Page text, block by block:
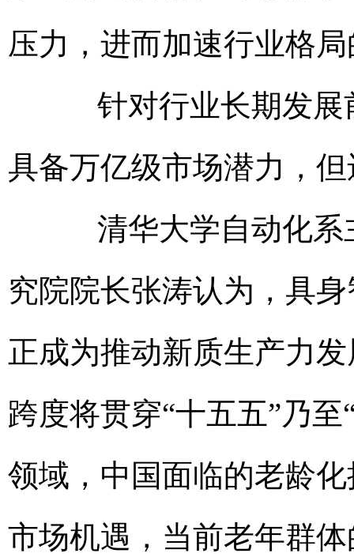
压力，进而加速行业格
针对行业长期发展
具备万亿级市场潜力，
清华大学自动化系
究院院长张涛认为，具
正成为推动新质生产力
跨度将贯穿“十五五”乃
领域，中国面临的老龄
市场机遇，当前老年群